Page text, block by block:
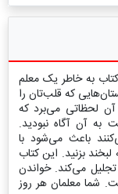
به خاطر یک معلم
که قلب‌تان را
لحظاتی می‌برد که
آن آگاه نبودید.
باعث می‌شود با
بزنید. این کتاب
تجلیل می‌کند. خواندن
شما معلمان هر روز